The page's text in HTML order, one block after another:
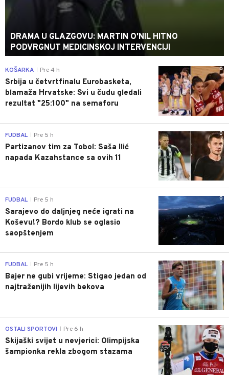
DRAMA U GLAZGOVU: MARTIN O'NIL HITNO
PODVRGNUT MEDICINSKOJ INTERVENCIJI
0
KOŠARKA Pre 4 h
Srbija u četvrtfinalu Eurobasketa,
blamaža Hrvatske: Svi u čudu gledali
rezultat "25:100" na semaforu
0
FUDBAL Pre 5 h
Partizanov tim za Tobol: Saša Ilić
napada Kazahstance sa ovih 11
0
FUDBAL Pre 5 h
Sarajevo do daljnjeg neće igrati na
Koševu!? Bordo klub se oglasio
saopštenjem
0
FUDBAL Pre 5 h
Bajer ne gubi vrijeme: Stigao jedan od
najtraženijih lijevih bekova
0
OSTALI SPORTOVI Pre 6 h
Skijaški svijet u nevjerici: Olimpijska
šampionka rekla zbogom stazama